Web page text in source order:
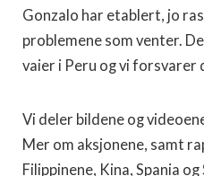
Gonzalo har etablert, jo
problemene som venter.
vaier i Peru og vi forsvarer
Vi deler bildene og
Mer om aksjonene, samt
Filippinene, Kina, Spania og